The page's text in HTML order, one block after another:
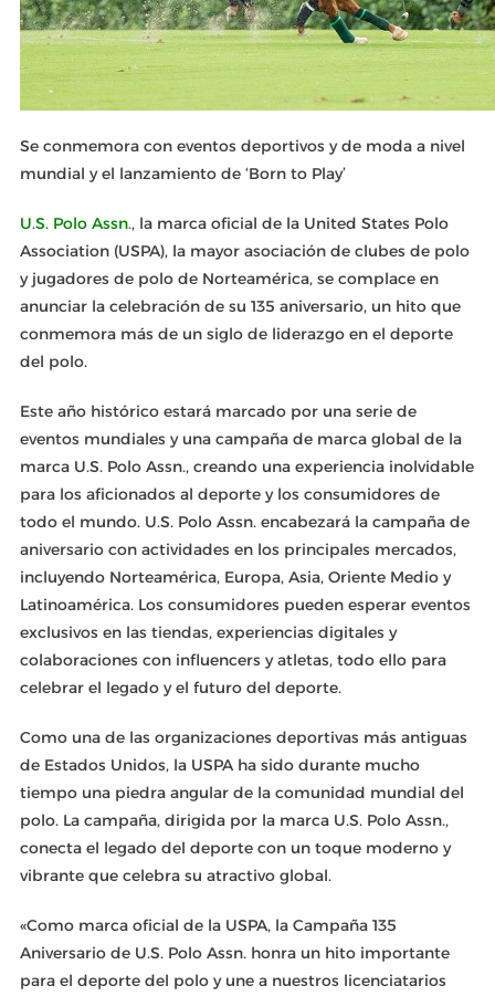
Se conmemora con eventos deportivos y de moda a nivel
mundial y el lanzamiento de ‘Born to Play’
U.S. Polo Assn., la marca oficial de la United States Polo
Association (USPA), la mayor asociación de clubes de polo
y jugadores de polo de Norteamérica, se complace en
anunciar la celebración de su 135 aniversario, un hito que
conmemora más de un siglo de liderazgo en el deporte
del polo.
Este año histórico estará marcado por una serie de
eventos mundiales y una campaña de marca global de la
marca U.S. Polo Assn., creando una experiencia inolvidable
para los aficionados al deporte y los consumidores de
todo el mundo. U.S. Polo Assn. encabezará la campaña de
aniversario con actividades en los principales mercados,
incluyendo Norteamérica, Europa, Asia, Oriente Medio y
Latinoamérica. Los consumidores pueden esperar eventos
exclusivos en las tiendas, experiencias digitales y
colaboraciones con influencers y atletas, todo ello para
celebrar el legado y el futuro del deporte.
Como una de las organizaciones deportivas más antiguas
de Estados Unidos, la USPA ha sido durante mucho
tiempo una piedra angular de la comunidad mundial del
polo. La campaña, dirigida por la marca U.S. Polo Assn.,
conecta el legado del deporte con un toque moderno y
vibrante que celebra su atractivo global.
«Como marca oficial de la USPA, la Campaña 135
Aniversario de U.S. Polo Assn. honra un hito importante
para el deporte del polo y une a nuestros licenciatarios